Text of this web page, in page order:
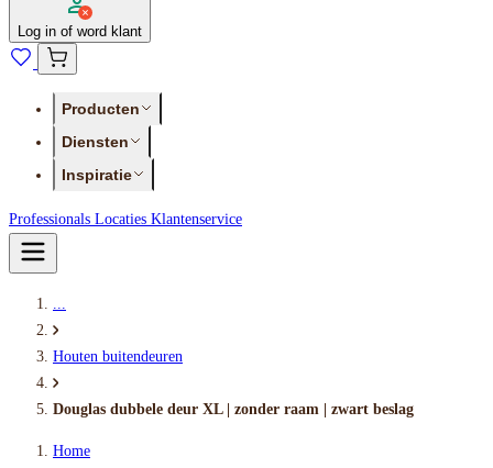
Log in of word klant
Producten
Diensten
Inspiratie
Professionals Locaties Klantenservice
...
Houten buitendeuren
Douglas dubbele deur XL | zonder raam | zwart beslag
Home